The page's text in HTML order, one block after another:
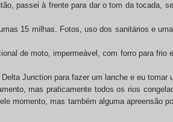
passei à frente para dar o tom da tocada,
15 milhas. Fotos, uso dos sanitários e
de moto, impermeável, com forro para
Junction para fazer um lanche e eu
mas praticamente todos os rios
momento, mas também alguma apreensão